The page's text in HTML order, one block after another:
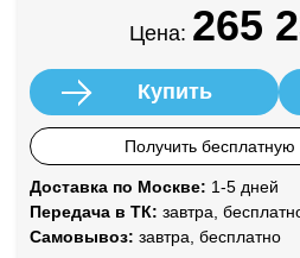
Цена: 265
Купить
Получить бесплатную
Доставка по Москве: 1-5 дней
Передача в ТК: завтра,
Самовывоз: завтра, бесплатно